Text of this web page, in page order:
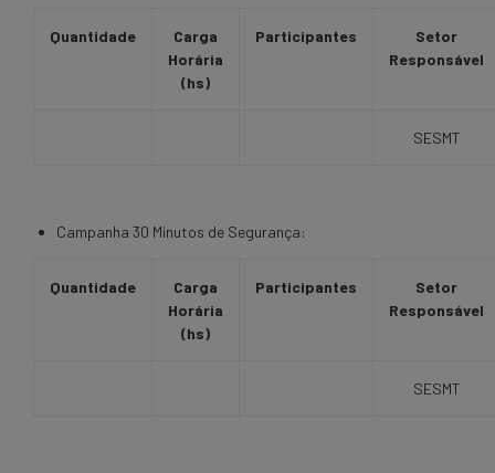
Quantidade
Carga
Horária
(hs)
Participantes
Setor
Responsável
SESMT
Campanha 30 Minutos de Segurança:
Quantidade
Carga
Horária
(hs)
Participantes
Setor
Responsável
SESMT